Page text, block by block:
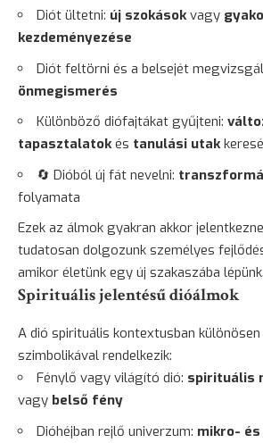
Diót ültetni: új szokásokvagy
kezdeményezése
Diót feltörni és a belsejét
önmegismerés
Különböző diófajtákat gyűjteni:
tapasztalatokés tanulási utak
🔄 Dióból új fát nevelni:
folyamata
Ezek az álmok gyakran akkor
tudatosan dolgozunk személyes
amikor életünk egy új szakaszába lépünk.
Spirituális jelentésű dióálmok
A dió spirituális kontextusban
szimbolikával rendelkezik:
Fénylő vagy világító dió: spirituális
vagy belső fény
Dióhéjban rejlő univerzum: mikro-